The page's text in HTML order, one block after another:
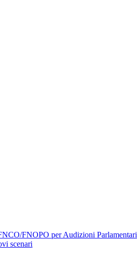
FNOPO per Audizioni Parlamentari
scenari